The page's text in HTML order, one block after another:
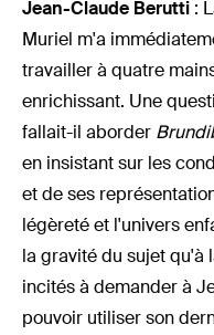
Jean-Claude Berutti :
Muriel m'a
travailler à quatre
enrichissant. Une
fallait-il aborder
en insistant sur les
et de ses
légèreté et l'univers
la gravité du sujet qu'à
incités à demander à
pouvoir utiliser son